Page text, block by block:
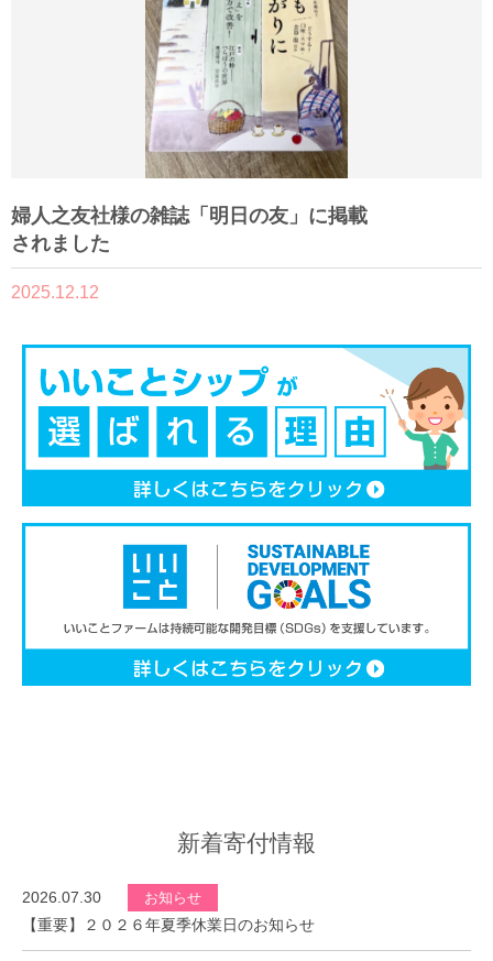
婦人之友社様の雑誌「明日の友」に掲載
されました
2025.12.12
新着寄付情報
2026.07.30 お知らせ
【重要】２０２６年夏季休業日のお知らせ